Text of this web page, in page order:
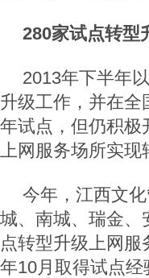
280家试点转型
2013年下半年
升级工作，并在
年试点，但仍积极
上网服务场所实现
今年，江西文
城、南城、瑞金、
点转型升级上网
年10月取得试点